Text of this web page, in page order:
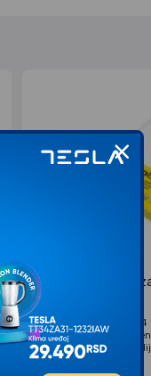
EUROBASIC Papir
80g
Tip Papir za štampanje A4
pakovanju 500
Kanacelarijski Težine
papira A4...
00